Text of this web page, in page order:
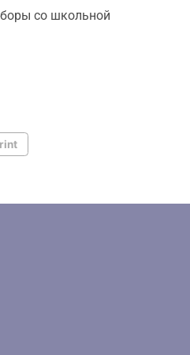
со школьной